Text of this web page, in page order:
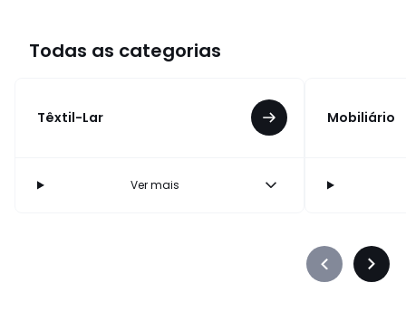
Todas as categorias
Têxtil-Lar
Ver mais
Mobiliário
Précédent